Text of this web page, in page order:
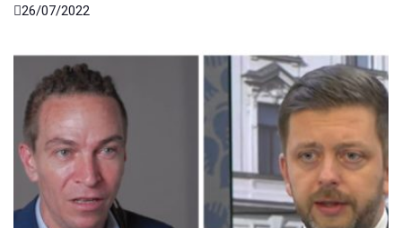
26/07/2022